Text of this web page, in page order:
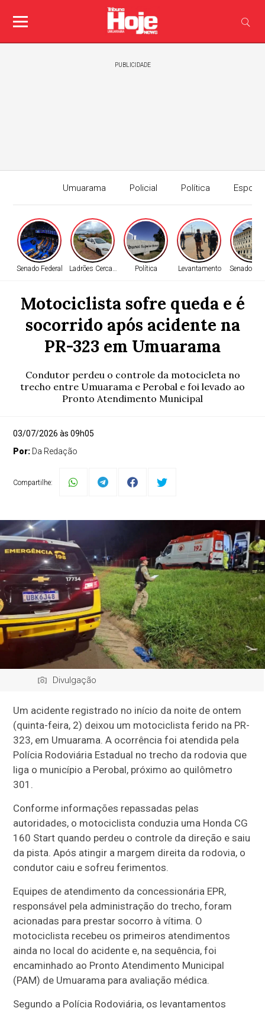
PUBLICIDADE
Umuarama Policial Política
Edição
Senado Federal Ladrões Cercados Política Levantamento Senado
Motociclista sofre queda e é
socorrido após acidente na
PR-323 em Umuarama
Condutor perdeu o controle da motocicleta no
trecho entre Umuarama e Perobal e foi levado ao
Pronto Atendimento Municipal
03/07/2026 às 09h05
Por: Da Redação
Compartilhe:
Divulgação
Um acidente registrado no início da noite de ontem
(quinta-feira, 2) deixou um motociclista ferido na PR-
323, em Umuarama. A ocorrência foi atendida pela
Polícia Rodoviária Estadual no trecho da rodovia que
liga o município a Perobal, próximo ao quilômetro
301.
Conforme informações repassadas pelas
autoridades, o motociclista conduzia uma Honda CG
160 Start quando perdeu o controle da direção e saiu
da pista. Após atingir a margem direita da rodovia, o
condutor caiu e sofreu ferimentos.
Equipes de atendimento da concessionária EPR,
responsável pela administração do trecho, foram
acionadas para prestar socorro à vítima. O
motociclista recebeu os primeiros atendimentos
ainda no local do acidente e, na sequência, foi
encaminhado ao Pronto Atendimento Municipal
(PAM) de Umuarama para avaliação médica.
Segundo a Polícia Rodoviária, os levantamentos